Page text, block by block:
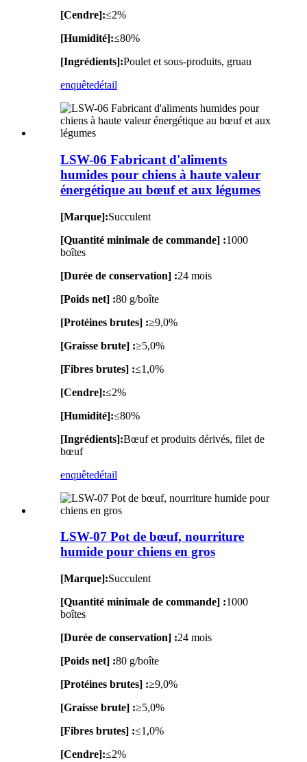
[Cendre]:≤2%
[Humidité]:≤80%
[Ingrédients]:Poulet et sous-produits, gruau
enquêtedétail
LSW-06 Fabricant d'aliments
humides pour chiens à haute valeur
énergétique au bœuf et aux légumes
[Marque]:Succulent
[Quantité minimale de commande] :1000
boîtes
[Durée de conservation] :24 mois
[Poids net] :80 g/boîte
[Protéines brutes] :≥9,0%
[Graisse brute] :≥5,0%
[Fibres brutes] :≤1,0%
[Cendre]:≤2%
[Humidité]:≤80%
[Ingrédients]:Bœuf et produits dérivés, filet de
bœuf
enquêtedétail
LSW-07 Pot de bœuf, nourriture
humide pour chiens en gros
[Marque]:Succulent
[Quantité minimale de commande] :1000
boîtes
[Durée de conservation] :24 mois
[Poids net] :80 g/boîte
[Protéines brutes] :≥9,0%
[Graisse brute] :≥5,0%
[Fibres brutes] :≤1,0%
[Cendre]:≤2%